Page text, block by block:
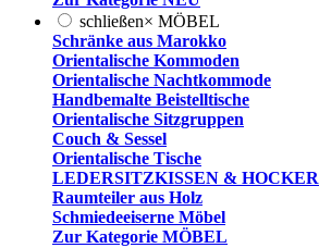
schließen× MÖBEL
Schränke aus Marokko
Orientalische Kommoden
Orientalische Nachtkommode
Handbemalte Beistelltische
Orientalische Sitzgruppen
Couch & Sessel
Orientalische Tische
LEDERSITZKISSEN & HOCKER
Raumteiler aus Holz
Schmiedeeiserne Möbel
Zur Kategorie MÖBEL